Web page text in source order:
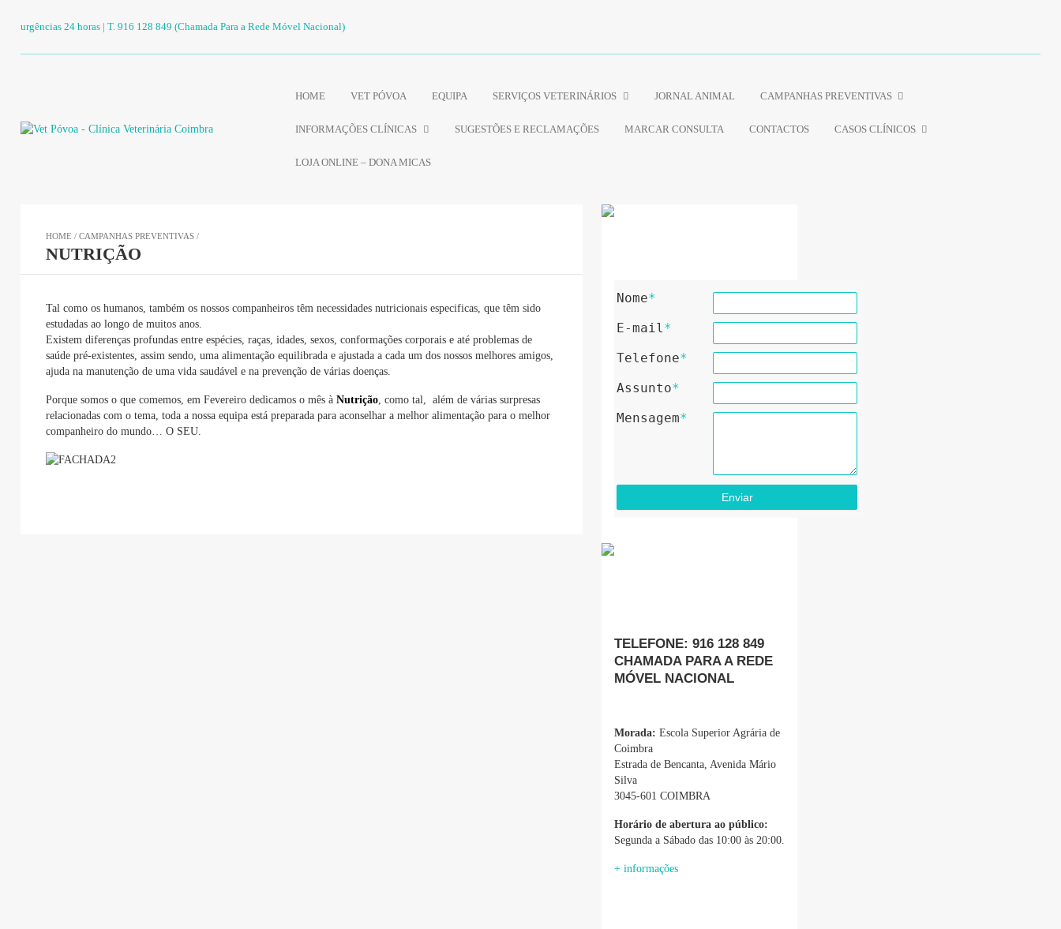
urgências 24 horas | T. 916 128 849 (Chamada Para a Rede Móvel Nacional)
HOME VET PÓVOA EQUIPA SERVIÇOS VETERINÁRIOS JORNAL ANIMAL CAMPANHAS PREVENTIVAS
INFORMAÇÕES CLÍNICAS SUGESTÕES E RECLAMAÇÕES MARCAR CONSULTA CONTACTOS CASOS CLÍNICOS
LOJA ONLINE – DONA MICAS
HOME / CAMPANHAS PREVENTIVAS /
NUTRIÇÃO
Tal como os humanos, também os nossos companheiros têm necessidades nutricionais especificas, que têm sido
estudadas ao longo de muitos anos.
Existem diferenças profundas entre espécies, raças, idades, sexos, conformações corporais e até problemas de
saúde pré-existentes, assim sendo, uma alimentação equilibrada e ajustada a cada um dos nossos melhores amigos,
ajuda na manutenção de uma vida saudável e na prevenção de várias doenças.
Porque somos o que comemos, em Fevereiro dedicamos o mês à Nutrição, como tal, além de várias surpresas
relacionadas com o tema, toda a nossa equipa está preparada para aconselhar a melhor alimentação para o melhor
companheiro do mundo… O SEU.
Nome*
E-mail*
Telefone*
Assunto*
Mensagem*
Enviar
TELEFONE: 916 128 849
CHAMADA PARA A REDE
MÓVEL NACIONAL
Morada: Escola Superior Agrária de
Coimbra
Estrada de Bencanta, Avenida Mário
Silva
3045-601 COIMBRA
Horário de abertura ao público:
Segunda a Sábado das 10:00 às 20:00.
+ informações